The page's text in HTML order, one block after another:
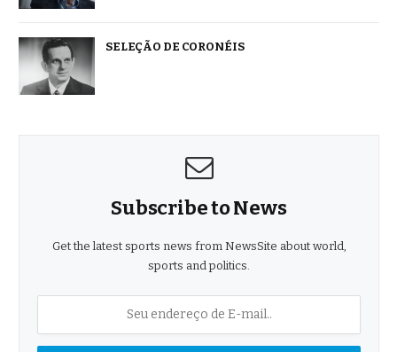
SELEÇÃO DE CORONÉIS
Subscribe to News
Get the latest sports news from NewsSite about world,
sports and politics.